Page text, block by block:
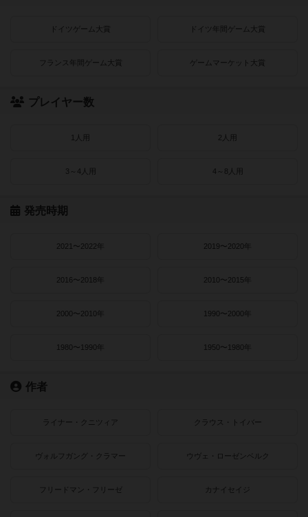
ドイツゲーム大賞 ドイツ年間ゲーム大賞
フランス年間ゲーム大賞 ゲームマーケット大賞
プレイヤー数
1人用 2人用
3～4人用 4～8人用
発売時期
2021〜2022年 2019〜2020年
2016〜2018年 2010〜2015年
2000〜2010年 1990〜2000年
1980〜1990年 1950〜1980年
作者
ライナー・クニツィア クラウス・トイバー
ヴォルフガング・クラマー ウヴェ・ローゼンベルク
フリードマン・フリーゼ カナイセイジ